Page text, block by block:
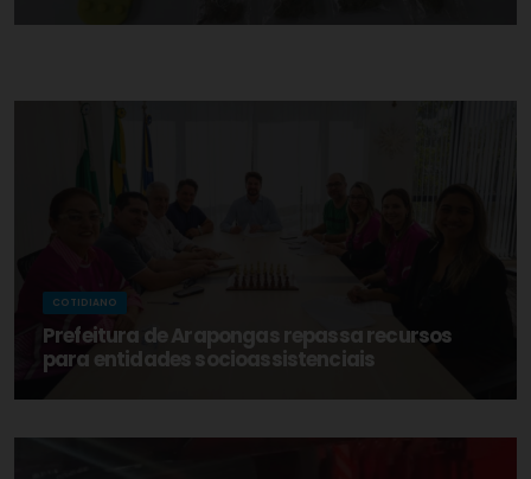
COTIDIANO
Prefeitura de Arapongas repassa recursos
para entidades socioassistenciais